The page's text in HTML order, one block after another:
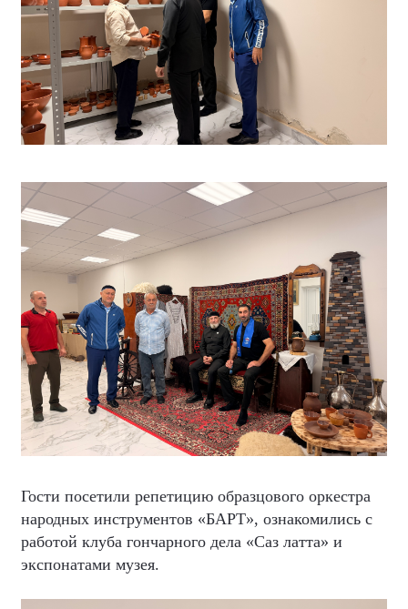
Гости посетили репетицию образцового оркестра
народных инструментов «БАРТ», ознакомились с
работой клуба гончарного дела «Саз латта» и
экспонатами музея.